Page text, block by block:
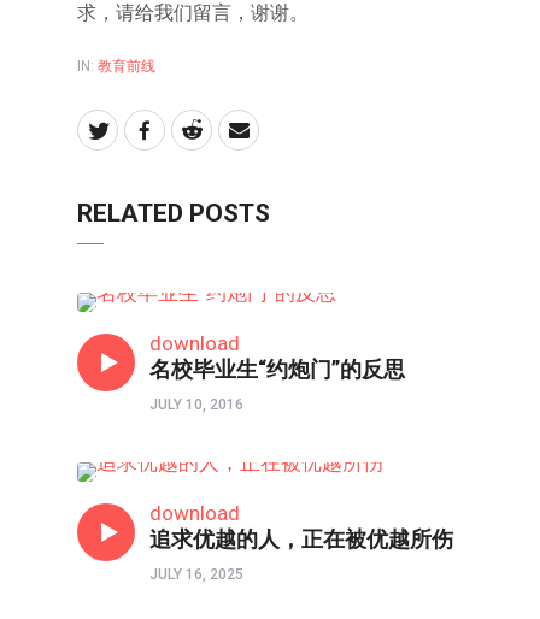
求，请给我们留言，谢谢。
IN: 教育前线
RELATED POSTS
download
名校毕业生“约炮门”的反思
JULY 10, 2016
download
追求优越的人，正在被优越所伤
JULY 16, 2025